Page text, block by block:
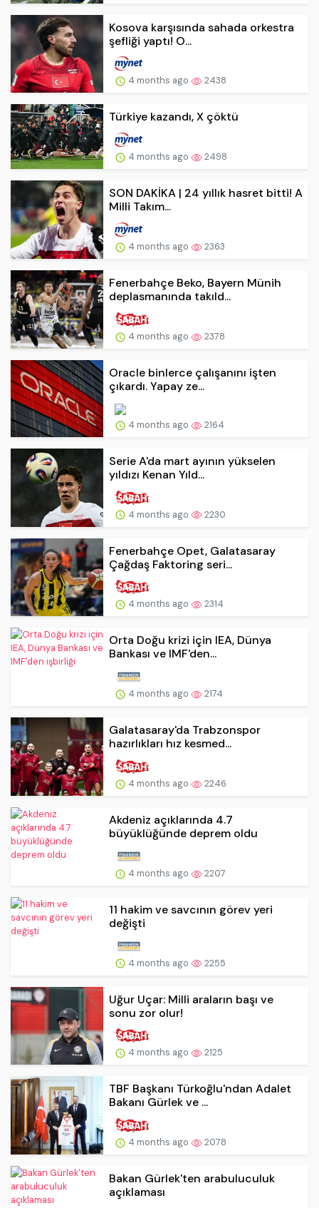
Kosova karşısında sahada orkestra
şefliği yaptı! O...
4 months ago 2438
Türkiye kazandı, X çöktü
4 months ago 2498
SON DAKİKA | 24 yıllık hasret bitti! A
Milli Takım...
4 months ago 2363
Fenerbahçe Beko, Bayern Münih
deplasmanında takıld...
4 months ago 2378
Oracle binlerce çalışanını işten
çıkardı. Yapay ze...
4 months ago 2164
Serie A'da mart ayının yükselen
yıldızı Kenan Yıld...
4 months ago 2230
Fenerbahçe Opet, Galatasaray
Çağdaş Faktoring seri...
4 months ago 2314
Orta Doğu krizi için IEA, Dünya
Bankası ve IMF'den...
4 months ago 2174
Galatasaray'da Trabzonspor
hazırlıkları hız kesmed...
4 months ago 2246
Akdeniz açıklarında 4.7
büyüklüğünde deprem oldu
4 months ago 2207
11 hakim ve savcının görev yeri
değişti
4 months ago 2255
Uğur Uçar: Milli araların başı ve
sonu zor olur!
4 months ago 2125
TBF Başkanı Türkoğlu'ndan Adalet
Bakanı Gürlek ve ...
4 months ago 2078
Bakan Gürlek'ten arabuluculuk
açıklaması